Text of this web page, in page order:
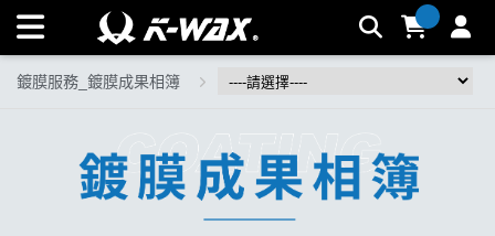
鍍膜服務_鍍膜成果相簿 | K-WAX台灣汽車美容材料
鍍膜服務_鍍膜成果相簿